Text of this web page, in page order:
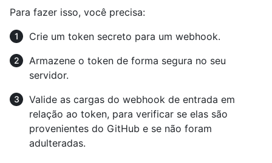
Para fazer isso, você precisa:
Crie um token secreto para um webhook.
Armazene o token de forma segura no seu
servidor.
Valide as cargas do webhook de entrada em
relação ao token, para verificar se elas são
provenientes do GitHub e se não foram
adulteradas.